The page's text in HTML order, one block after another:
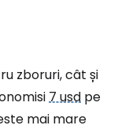
zboruri, cât și
7 usd pe
mai mare